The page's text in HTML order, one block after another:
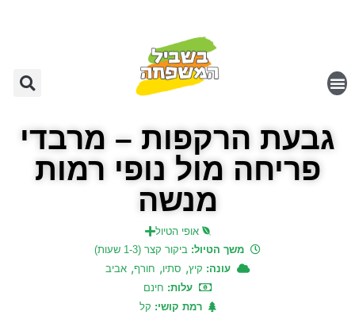
גבעת הרקפות – מרבדי
פריחה מול נופי רמות
מנשה
אופי הטיול
משך הטיול: ביקור קצר (1-3 שעות)
עונה: קיץ, סתיו, חורף, אביב
עלות: חינם
רמת קושי: קל